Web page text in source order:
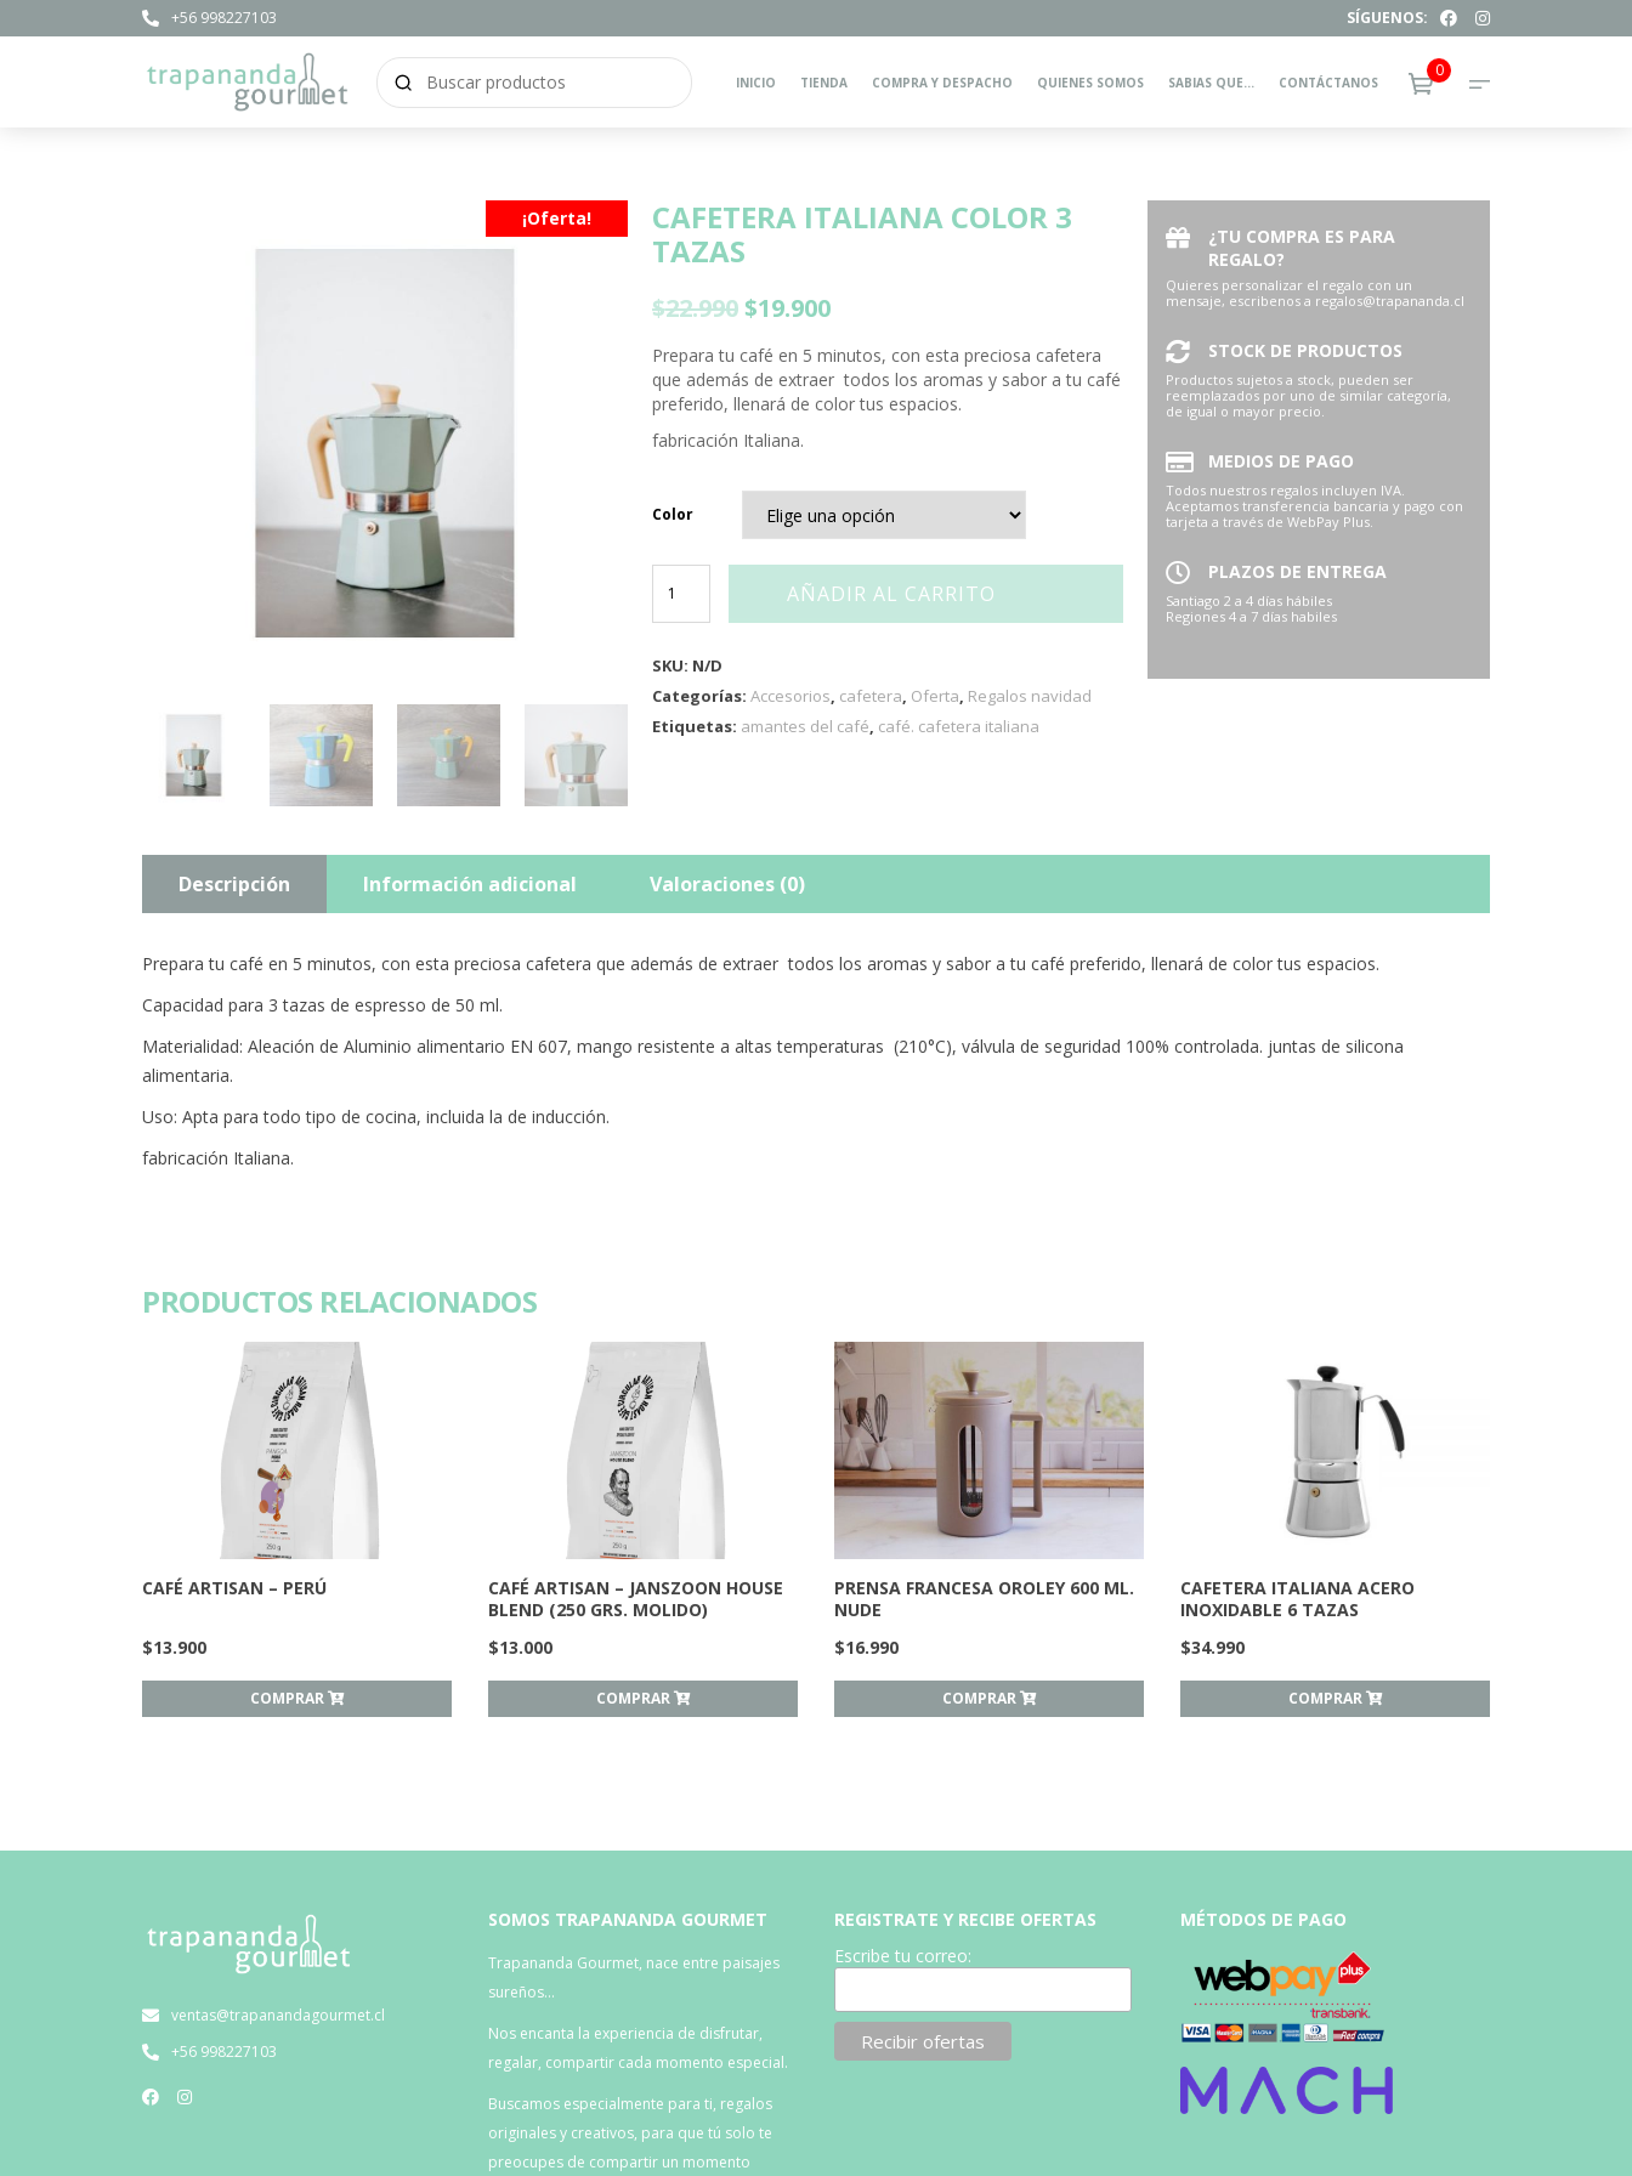
+56 998227103 SÍGUENOS:
INICIO TIENDA COMPRA Y DESPACHO QUIENES SOMOS SABIAS QUE… CONTÁCTANOS
0
¡Oferta!
CAFETERA ITALIANA COLOR 3
TAZAS
$22.990 $19.900
Prepara tu café en 5 minutos, con esta preciosa cafetera
que además de extraer todos los aromas y sabor a tu café
preferido, llenará de color tus espacios.
fabricación Italiana.
Color
Cafetera
Color
tazas
cantidad
AÑADIR AL CARRITO
SKU: N/D
Categorías: Accesorios, cafetera, Oferta, Regalos navidad
Etiquetas: amantes del café, café. cafetera italiana
¿TU COMPRA ES PARA
REGALO?
Quieres personalizar el regalo con un
mensaje, escribenos a regalos@trapananda.cl
STOCK DE PRODUCTOS
Productos sujetos a stock, pueden ser
reemplazados por uno de similar categoría,
de igual o mayor precio.
MEDIOS DE PAGO
Todos nuestros regalos incluyen IVA.
Aceptamos transferencia bancaria y pago con
tarjeta a través de WebPay Plus.
PLAZOS DE ENTREGA
Santiago 2 a 4 días hábiles
Regiones 4 a 7 días habiles
Descripción Información adicional Valoraciones (0)
Prepara tu café en 5 minutos, con esta preciosa cafetera que además de extraer todos los aromas y sabor a tu café preferido, llenará de color tus espacios.
Capacidad para 3 tazas de espresso de 50 ml.
Materialidad: Aleación de Aluminio alimentario EN 607, mango resistente a altas temperaturas (210°C), válvula de seguridad 100% controlada. juntas de silicona
alimentaria.
Uso: Apta para todo tipo de cocina, incluida la de inducción.
fabricación Italiana.
PRODUCTOS RELACIONADOS
CAFÉ ARTISAN – PERÚ
$13.900
COMPRAR
CAFÉ ARTISAN – JANSZOON HOUSE
BLEND (250 GRS. MOLIDO)
$13.000
COMPRAR
PRENSA FRANCESA OROLEY 600 ML.
NUDE
$16.990
COMPRAR
CAFETERA ITALIANA ACERO
INOXIDABLE 6 TAZAS
$34.990
COMPRAR
ventas@trapanandagourmet.cl
+56 998227103
SOMOS TRAPANANDA GOURMET
Trapananda Gourmet, nace entre paisajes
sureños…
Nos encanta la experiencia de disfrutar,
regalar, compartir cada momento especial.
Buscamos especialmente para ti, regalos
originales y creativos, para que tú solo te
preocupes de compartir un momento
REGISTRATE Y RECIBE OFERTAS
Escribe tu correo:
MÉTODOS DE PAGO